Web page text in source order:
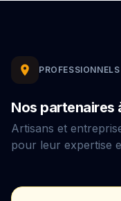
Nos partenaires
Artisans et
pour leur expertise